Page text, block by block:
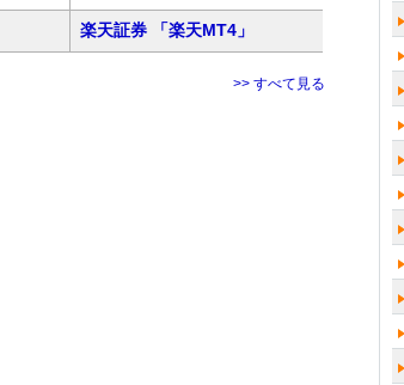
楽天証券 「楽天MT4」
>> すべて見る